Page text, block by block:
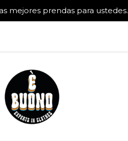
mejores prendas para ustedes.